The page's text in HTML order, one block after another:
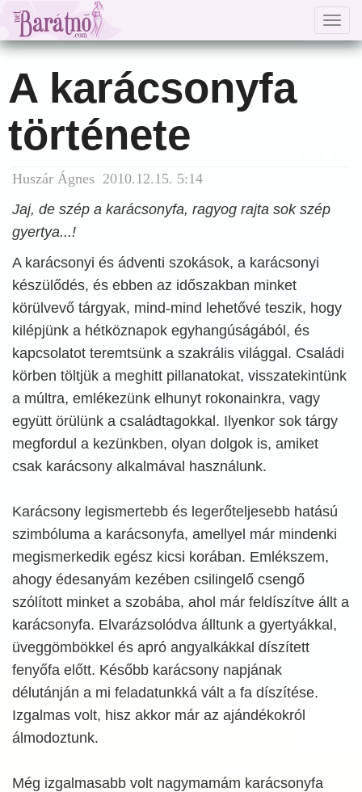
A karácsonyfa
története
Huszár Ágnes 2010.12.15. 5:14
Jaj, de szép a karácsonyfa, ragyog rajta sok szép
gyertya...!
A karácsonyi és ádventi szokások, a karácsonyi
készülődés, és ebben az időszakban minket
körülvevő tárgyak, mind-mind lehetővé teszik, hogy
kilépjünk a hétköznapok egyhangúságából, és
kapcsolatot teremtsünk a szakrális világgal. Családi
körben töltjük a meghitt pillanatokat, visszatekintünk
a múltra, emlékezünk elhunyt rokonainkra, vagy
együtt örülünk a családtagokkal. Ilyenkor sok tárgy
megfordul a kezünkben, olyan dolgok is, amiket
csak karácsony alkalmával használunk.
Karácsony legismertebb és legerőteljesebb hatású
szimbóluma a karácsonyfa, amellyel már mindenki
megismerkedik egész kicsi korában. Emlékszem,
ahogy édesanyám kezében csilingelő csengő
szólított minket a szobába, ahol már feldíszítve állt a
karácsonyfa. Elvarázsolódva álltunk a gyertyákkal,
üveggömbökkel és apró angyalkákkal díszített
fenyőfa előtt. Később karácsony napjának
délutánján a mi feladatunkká vált a fa díszítése.
Izgalmas volt, hisz akkor már az ajándékokról
álmodoztunk.
Még izgalmasabb volt nagymamám karácsonyfa